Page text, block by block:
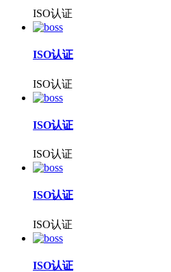
ISO认证
ISO认证
ISO认证
ISO认证
ISO认证
ISO认证
ISO认证
ISO认证